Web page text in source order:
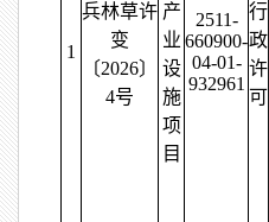
1
兵林草许
变
〔2026〕
4号
产
业
设
施
项
目
2511-
660900-
04-01-
932961
行
政
许
可